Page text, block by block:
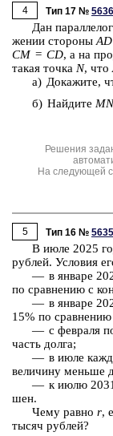
4 Тип 17 №
Дан
же­нии сто­ро­ныAD
CM = СD, а на
такая точка N, что
а) До­ка­жи­те,
б) Най­ди­те MN
Решения
На следующей
5 Тип 16 №
В июле 2025
руб­лей. Усло­вия
— в ян­ва­ре
по срав­не­нию с
— в ян­ва­ре
15% по
— с фев­ра­ля
часть долга;
— в июле
ве­ли­чи­ну мень­ше
— к июлю 2031
шен.
Чему равно r,
тысяч руб­лей?